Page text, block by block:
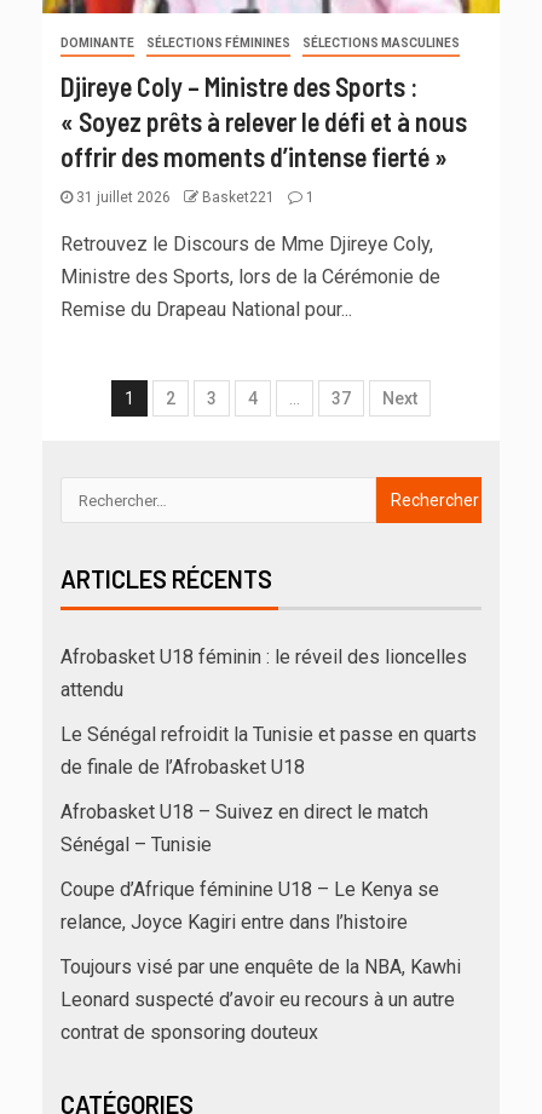
DOMINANTE SÉLECTIONS FÉMININES SÉLECTIONS MASCULINES
Djireye Coly – Ministre des Sports :
« Soyez prêts à relever le défi et à nous
offrir des moments d’intense fierté »
31 juillet 2026 Basket221 1
Retrouvez le Discours de Mme Djireye Coly,
Ministre des Sports, lors de la Cérémonie de
Remise du Drapeau National pour...
1 2 3 4 … 37 Next
ARTICLES RÉCENTS
Afrobasket U18 féminin : le réveil des lioncelles
attendu
Le Sénégal refroidit la Tunisie et passe en quarts
de finale de l’Afrobasket U18
Afrobasket U18 – Suivez en direct le match
Sénégal – Tunisie
Coupe d’Afrique féminine U18 – Le Kenya se
relance, Joyce Kagiri entre dans l’histoire
Toujours visé par une enquête de la NBA, Kawhi
Leonard suspecté d’avoir eu recours à un autre
contrat de sponsoring douteux
CATÉGORIES